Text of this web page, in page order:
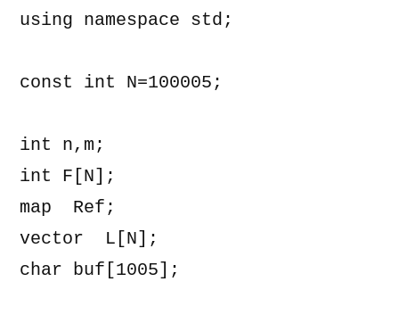
using namespace std;
const int N=100005;
int n,m;
int F[N];
map
Ref;
vector
L[N];
char buf[1005];